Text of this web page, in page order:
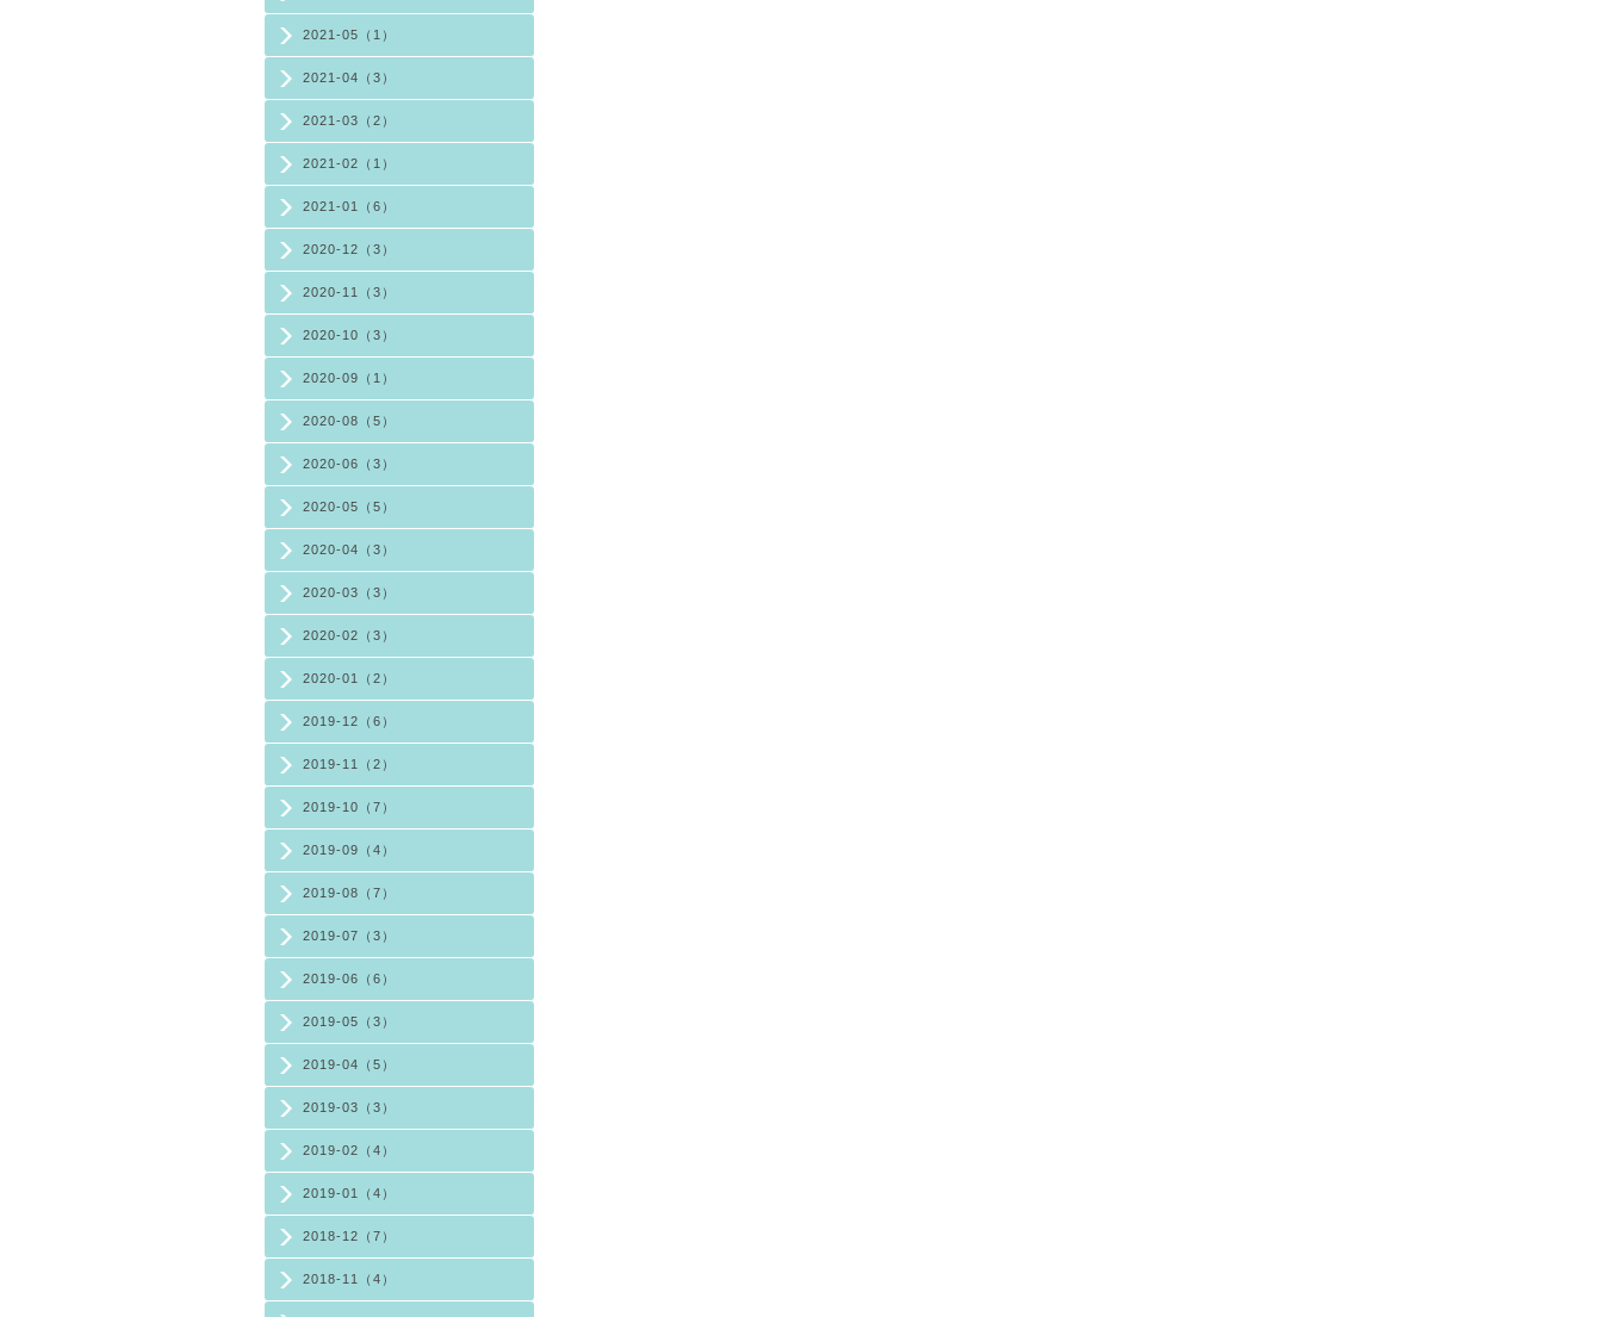
2021-05（1）
2021-04（3）
2021-03（2）
2021-02（1）
2021-01（6）
2020-12（3）
2020-11（3）
2020-10（3）
2020-09（1）
2020-08（5）
2020-06（3）
2020-05（5）
2020-04（3）
2020-03（3）
2020-02（3）
2020-01（2）
2019-12（6）
2019-11（2）
2019-10（7）
2019-09（4）
2019-08（7）
2019-07（3）
2019-06（6）
2019-05（3）
2019-04（5）
2019-03（3）
2019-02（4）
2019-01（4）
2018-12（7）
2018-11（4）